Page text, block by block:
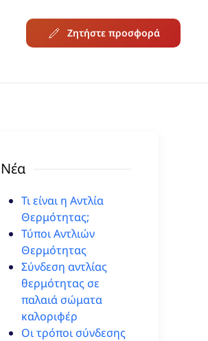
Ζητήστε προσφορά
Νέα
Τι είναι η Αντλία
Θερμότητας;
Τύποι Αντλιών
Θερμότητας
Σύνδεση αντλίας
θερμότητας σε
παλαιά σώματα
καλοριφέρ
Οι τρόποι σύνδεσης